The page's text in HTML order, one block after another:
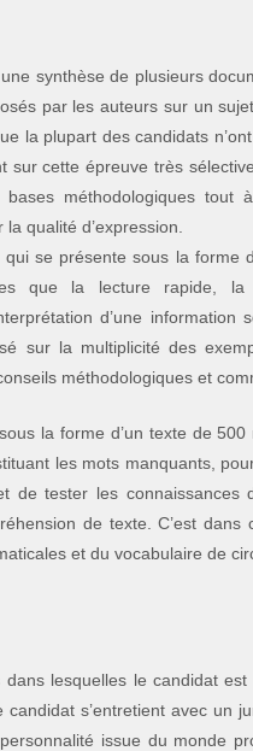
synthèse de plusieurs
par les auteurs sur un
la plupart des candidats
sur cette épreuve très
méthodologiques tout
qualité d’expression.
se présente sous la forme
que la lecture rapide, la
d’une information
sur la multiplicité des
méthodologiques et
la forme d’un texte de
les mots manquants,
de tester les connaissances
de texte. C’est dans
et du vocabulaire de
lesquelles le candidat
s’entretient avec un
issue du monde